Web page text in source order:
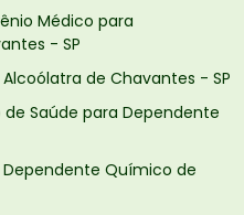
Médico para
- SP
de Chavantes - SP
Saúde para Dependente
Químico de